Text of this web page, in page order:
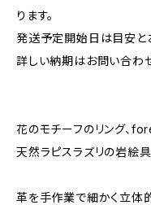
ります。
発送予定開始日は目安と
詳しい納期はお問い合わ
花のモチーフのリング、
天然ラピスラズリの岩絵具
革を手作業で細かく立体